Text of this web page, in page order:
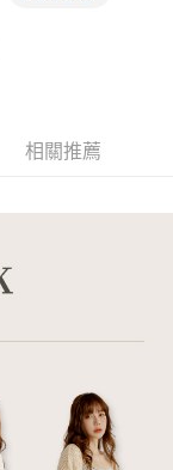
相關推薦